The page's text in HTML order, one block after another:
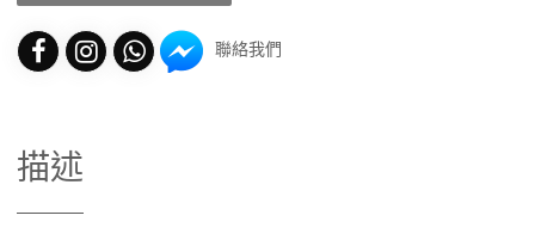
聯絡我們
描述